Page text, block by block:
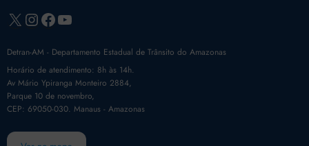
X Instagram
Facebook
Youtube
Detran-AM - Departamento Estadual de Trânsito do Amazonas
Horário de atendimento: 8h às 14h.
Av Mário Ypiranga Monteiro 2884,
Parque 10 de novembro,
CEP: 69050-030. Manaus - Amazonas